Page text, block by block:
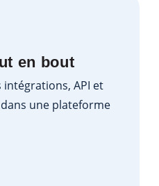
en bout
intégrations, API et
une plateforme